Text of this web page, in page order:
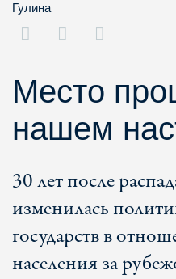
Гулина
Место
нашем
30 лет после
изменилась
государств в
населения за